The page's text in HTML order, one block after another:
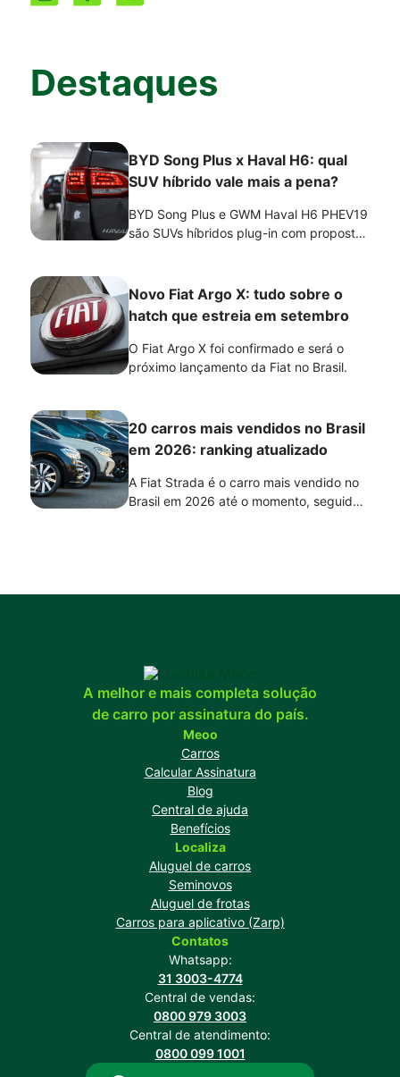
Destaques
BYD Song Plus x Haval H6: qual
SUV híbrido vale mais a pena?
BYD Song Plus e GWM Haval H6 PHEV19
são SUVs híbridos plug-in com propostas
autonomia e conforto, o Haval H6
PHEV19 se destaca pelo desempenho e
pela condução mais dinâmica. A melhor
escolha depende do perfil de uso e das
prioridades de cada motorista.
Novo Fiat Argo X: tudo sobre o
hatch que estreia em setembro
O Fiat Argo X foi confirmado e será o
próximo lançamento da Fiat no Brasil.
20 carros mais vendidos no Brasil
em 2026: ranking atualizado
A Fiat Strada é o carro mais vendido no
Brasil em 2026 até o momento, seguida
acumulado do ano e mostra a força de
A melhor e mais completa solução
de carro por assinatura do país.
Meoo
Carros
Calcular Assinatura
Blog
Central de ajuda
Benefícios
Localiza
Aluguel de carros
Seminovos
Aluguel de frotas
Carros para aplicativo (Zarp)
Contatos
Whatsapp:
31 3003-4774
Central de vendas:
0800 979 3003
Central de atendimento:
0800 099 1001